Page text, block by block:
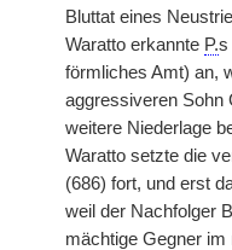
Bluttat eines
Waratto erkannte P.s
förmliches Amt) an,
aggressiveren Sohn
weitere Niederlage
Waratto setzte die
(686) fort, und erst
weil der Nachfolger
mächtige Gegner im